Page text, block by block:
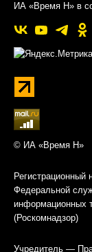
ИА «Время Н» в
© ИА «Время Н»
Федеральной
информационных
(Роскомнадзор)
Учредитель —